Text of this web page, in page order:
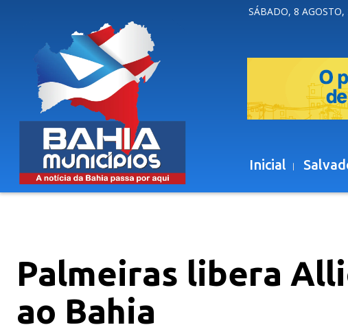
SÁBADO, 8 AGOSTO,
Inicial
Palmeiras libera
ao Bahia